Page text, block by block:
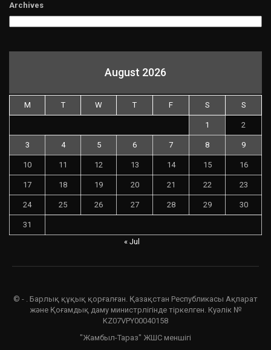
Archives
August 2026
M T W T F S S
1 2
3 4 5 6 7 8 9
10 11 12 13 14 15 16
17 18 19 20 21 22 23
24 25 26 27 28 29 30
31
« Jul
© - . Барлық құқық қорғалған. Қазақстан Республикасы Ақпарат
және Қоғамдық даму министрлігінде тіркелген. Куәлік №
KZ07VPY00040158
"Жамбыл-Тараз" ЖШС меншігі